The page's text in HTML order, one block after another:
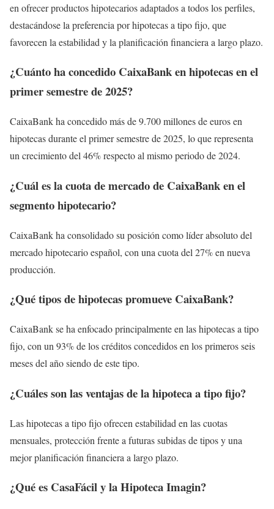
en ofrecer productos hipotecarios adaptados a todos los perfiles,
destacándose la preferencia por hipotecas a tipo fijo, que
favorecen la estabilidad y la planificación financiera a largo plazo.
¿Cuánto ha concedido CaixaBank en hipotecas en el
primer semestre de 2025?
CaixaBank ha concedido más de 9.700 millones de euros en
hipotecas durante el primer semestre de 2025, lo que representa
un crecimiento del 46% respecto al mismo periodo de 2024.
¿Cuál es la cuota de mercado de CaixaBank en el
segmento hipotecario?
CaixaBank ha consolidado su posición como líder absoluto del
mercado hipotecario español, con una cuota del 27% en nueva
producción.
¿Qué tipos de hipotecas promueve CaixaBank?
CaixaBank se ha enfocado principalmente en las hipotecas a tipo
fijo, con un 93% de los créditos concedidos en los primeros seis
meses del año siendo de este tipo.
¿Cuáles son las ventajas de la hipoteca a tipo fijo?
Las hipotecas a tipo fijo ofrecen estabilidad en las cuotas
mensuales, protección frente a futuras subidas de tipos y una
mejor planificación financiera a largo plazo.
¿Qué es CasaFácil y la Hipoteca Imagin?